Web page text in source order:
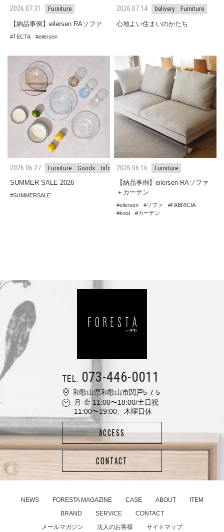
2026.07.31
Furniture
【納品事例】eilersen RAソファ
TECTA eilersen
2026.07.14 Delivery
Furniture
心地よい住まいのかたち
2026.06.27 Furniture Goods
Information
SUMMER SALE 2026
SUMMERSALE
2026.06.16
Furniture
【納品事例】eilersen RAソファ
＋カーテン
eilersen ソファ
FABRICIA
knot
カーテン
TEL. 073-446-0011
和歌山県和歌山市関戸5-7-5
月-金 11:00〜18:00/土日祝
11:00〜19:00、木曜日休
ACCESS
CONTACT
NEWS FORESTA MAGAZINE CASE ABOUT
ITEM
BRAND
SERVICE
CONTACT
メールマガジン
法人のお客様 サイトマップ